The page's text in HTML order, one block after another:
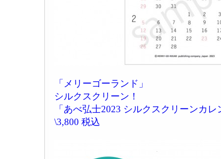
「メリーゴーランド」
シルクスクリーン！
「あべ弘士2023 シルクスクリーンカレ
\3,800 税込